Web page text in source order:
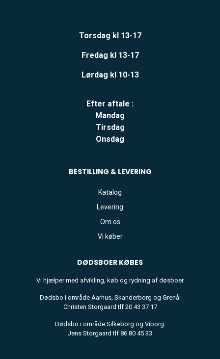
Torsdag kl 13-17
Fredag kl 13-17
Lørdag kl 10-13
Efter aftale :
Mandag
Tirsdag
Onsdag
BESTILLING & LEVERING
Katalog
Levering
Om os
Vi køber
DØDSBOER KØBES
Vi hjælper med afvikling, køb og rydning af døsboer
Dødsbo i område Aarhus, Skanderborg og Grenå:
Christen Storgaard tlf 20 43 37 17
Dødsbo i område Silkeborg og Viborg:
Jens Storgaard tlf 86 80 45 33